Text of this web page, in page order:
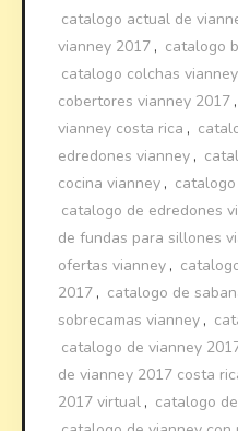
catalogo actual de
vianney 2017 , catalogo
catalogo colchas
cobertores vianney 2017 ,
vianney costa rica ,
edredones vianney ,
cocina vianney ,
catalogo de edredones
de fundas para sillones
ofertas vianney ,
2017 , catalogo de
sobrecamas vianney ,
catalogo de vianney
de vianney 2017 costa
2017 virtual , catalogo